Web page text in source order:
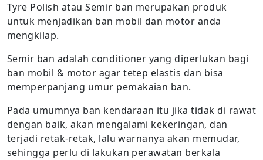
Tyre Polish atau Semir ban merupakan produk
untuk menjadikan ban mobil dan motor anda
mengkilap.
Semir ban adalah conditioner yang diperlukan bagi
ban mobil & motor agar tetep elastis dan bisa
memperpanjang umur pemakaian ban.
Pada umumnya ban kendaraan itu jika tidak di rawat
dengan baik, akan mengalami kekeringan, dan
terjadi retak-retak, lalu warnanya akan memudar,
sehingga perlu di lakukan perawatan berkala